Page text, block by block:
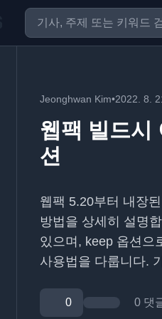
Jeonghwan Kim•2022. 8.
웹팩 빌드시
션
웹팩 5.20부터 내장
방법을 상세히 설명
있으며, keep 옵션으
사용법을 다룹니다.
0 0 댓